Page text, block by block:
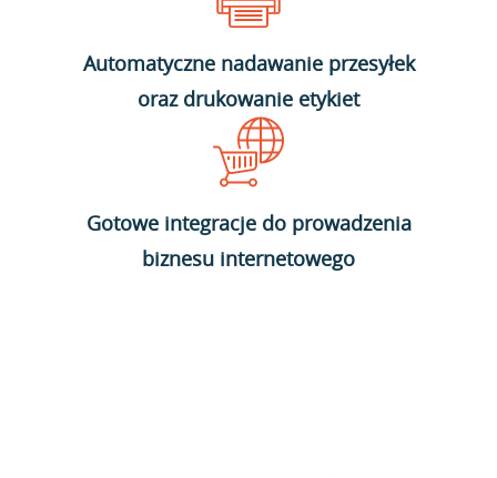
Automatyczne nadawanie przesyłek
oraz drukowanie etykiet
Gotowe integracje do prowadzenia
biznesu internetowego